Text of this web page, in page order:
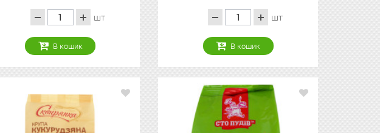
шт
В кошик
шт
В кошик